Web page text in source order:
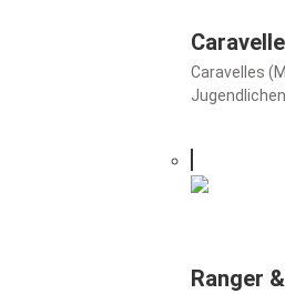
Caravelles
Ranger